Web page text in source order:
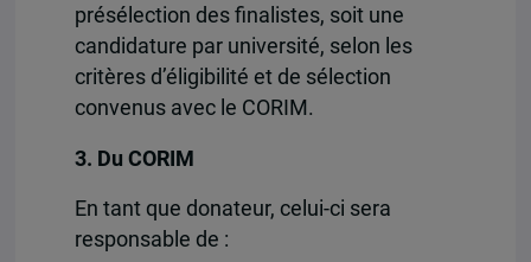
présélection des finalistes, soit une
candidature par université, selon les
critères d’éligibilité et de sélection
convenus avec le CORIM.
3. Du CORIM
En tant que donateur, celui-ci sera
responsable de :